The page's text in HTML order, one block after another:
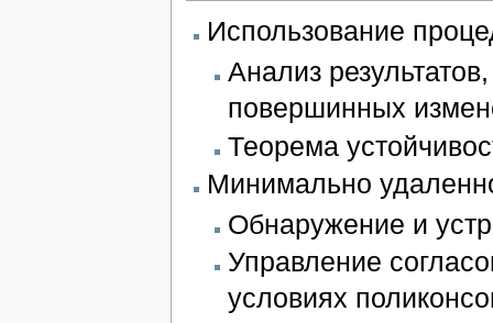
Использование
Анализ
повершинных
Теорема
Минимально
Обнаружение и
Управление
условиях